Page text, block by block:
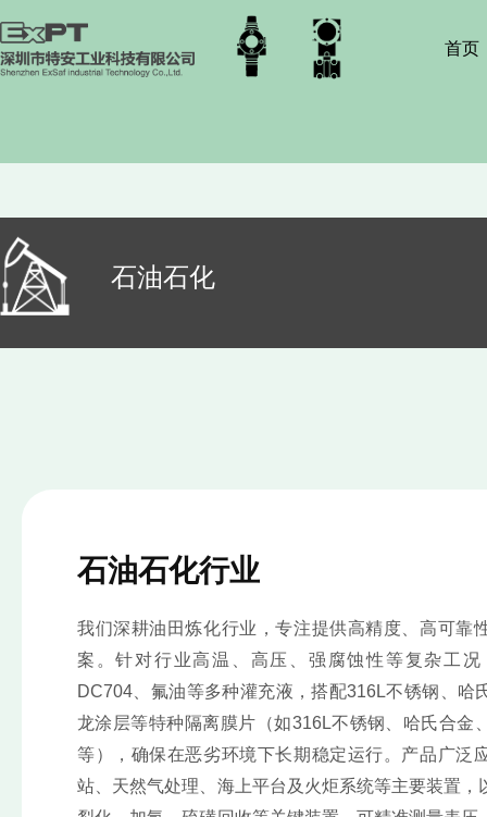
首页
石油石化
石油石化行业
我们深耕油田炼化行业，专注提供高精度、高可靠
案。针对行业高温、高压、强腐蚀性等复杂工况
DC704、氟油等多种灌充液，搭配316L不锈钢、哈
龙涂层等特种隔离膜片（如316L不锈钢、哈氏合金
等），确保在恶劣环境下长期稳定运行。产品广泛
站、天然气处理、海上平台及火炬系统等主要装置，